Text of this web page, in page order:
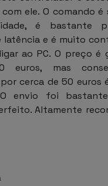
ele. O comando é
é bastante
latência e é muito
ao PC. O preço é
euros, mas
cerca de 50 euros
O envio foi
Altamente